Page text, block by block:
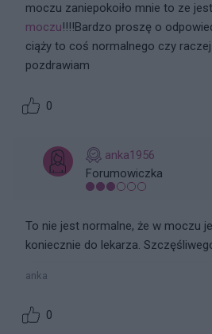
moczu zaniepokoiło mnie to ze
moczu!!!!Bardzo proszę o
ciąży to coś normalnego czy raczej
pozdrawiam
0
anka1956
Forumowiczka
To nie jest normalne, że w moczu
koniecznie do lekarza.
anka
0